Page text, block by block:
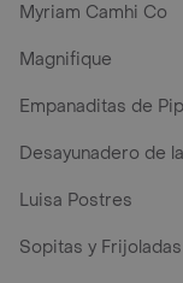
Myriam Camhi Co
Magnifique
Empanaditas de
Desayunadero de
Luisa Postres
Sopitas y Frijoladas